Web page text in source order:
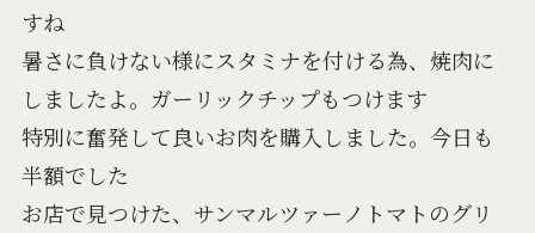
すね
暑さに負けない様にスタミナを付ける為、焼肉に
しましたよ。ガーリックチップもつけます
特別に奮発して良いお肉を購入しました。今日も
半額でした
お店で見つけた、サンマルツァーノトマトのグリ